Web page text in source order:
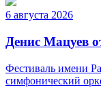
6 августа 2026
Денис Мацуев
Фестиваль имени
симфонический